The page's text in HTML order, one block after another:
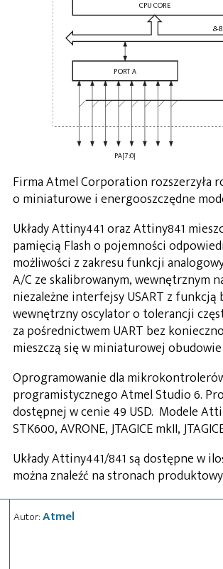
Firma Atmel Corporation
o miniaturowe i energooszczędne
Układy Attiny441 oraz Attiny841
pamięcią Flash o pojemności
możliwości z zakresu funkcji
A/C ze skalibrowanym, wewnętrznym
niezależne interfejsy USART z funkcją
wewnętrzny oscylator o tolerancji
za pośrednictwem UART bez
mieszczą się w miniaturowej
Oprogramowanie dla
programistycznego Atmel Studio 6.
dostępnej w cenie 49 USD. Modele
STK600, AVRONE, JTAGICE mkII,
Układy Attiny441/841 są dostępne w
można znaleźć na stronach
Autor:Atmel